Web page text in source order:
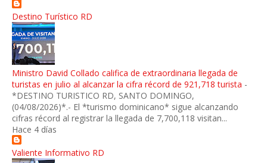
Destino Turístico RD
Ministro David Collado califica de extraordinaria llegada de
turistas en julio al alcanzar la cifra récord de 921,718 turista -
*DESTINO TURISTICO RD, SANTO DOMINGO,
(04/08/2026)*.- El *turismo dominicano* sigue alcanzando
cifras récord al registrar la llegada de 7,700,118 visitan...
Hace 4 días
Valiente Informativo RD